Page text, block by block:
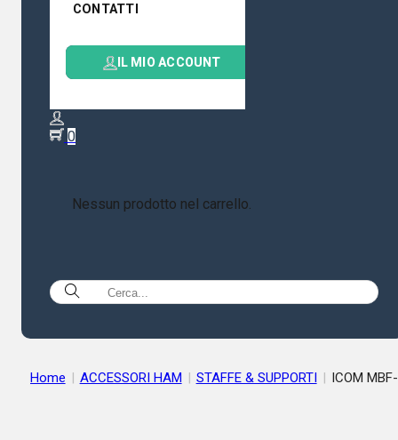
CONTATTI
IL MIO ACCOUNT
0
Nessun prodotto nel carrello.
Home | ACCESSORI HAM | STAFFE & SUPPORTI | ICOM MBF-